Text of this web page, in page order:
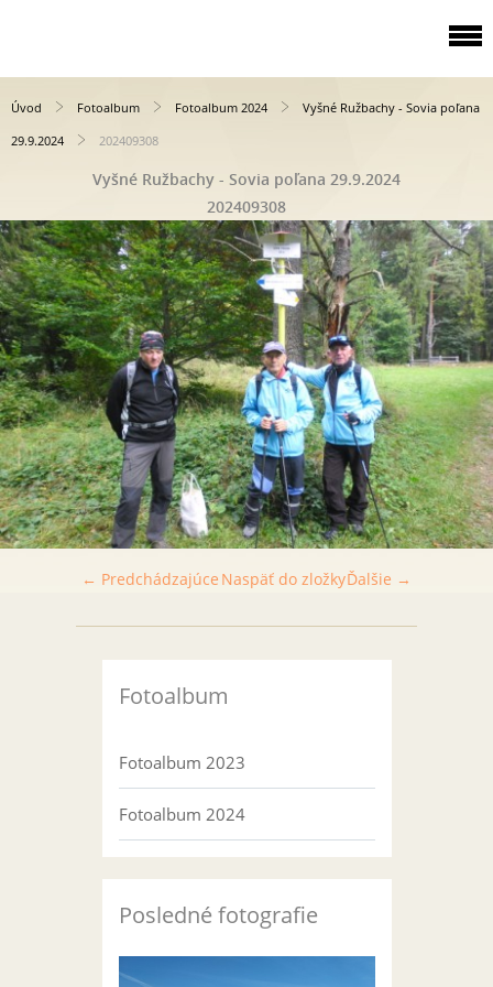
Úvod Fotoalbum Fotoalbum 2024
Vyšné Ružbachy - Sovia poľana
29.9.2024
202409308
Vyšné Ružbachy - Sovia poľana 29.9.2024
202409308
← Predchádzajúce Ďalšie →
Naspäť do zložky
Fotoalbum
Fotoalbum 2023
Fotoalbum 2024
Posledné fotografie